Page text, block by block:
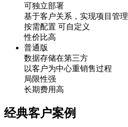
可独立部署
基于客户关系，实现项目管理
按需配置 可自定义
性价比高
普通版
数据存储在第三方
以客户为中心重销售过程
局限性强
长期费用高
经典客户案例